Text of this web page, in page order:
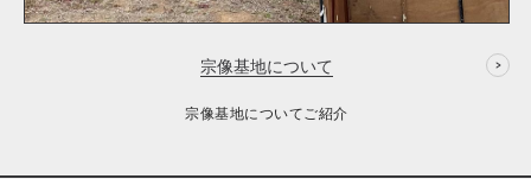
宗像基地について
宗像基地についてご紹介